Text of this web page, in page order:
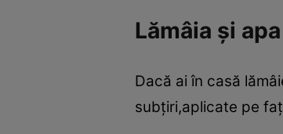
Lămâia şi
Dacă ai în casă
subţiri,aplicate pe